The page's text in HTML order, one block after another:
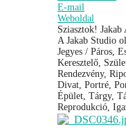
E-mail
Weboldal
Sziasztok!
A Jakab Studio
Jegyes / Páros,
Keresztelő,
Rendezvény,
Divat, Portré,
Épület, Tárgy,
Reprodukció,